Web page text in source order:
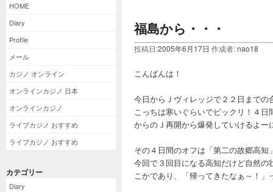
HOME
Diary
Profile
メール
カジノ オンライン
オンラインカジノ 日本
オンラインカジノ
ライブカジノ おすすめ
ライブカジノ おすすめ
カテゴリー
Diary
福島から・・・
投稿日:2005年6月17日 作成者:nao18
こんばんは！
今日からＪヴィレッジで２２日までの
こっちは寒いぐらいでビックリ！４
からのＪ再開から爆発していけるよー
その４日間のオフは「第二の故郷高
今回で３回目になる高知だけど自然
こかであり、「帰ってきたなぁ～！